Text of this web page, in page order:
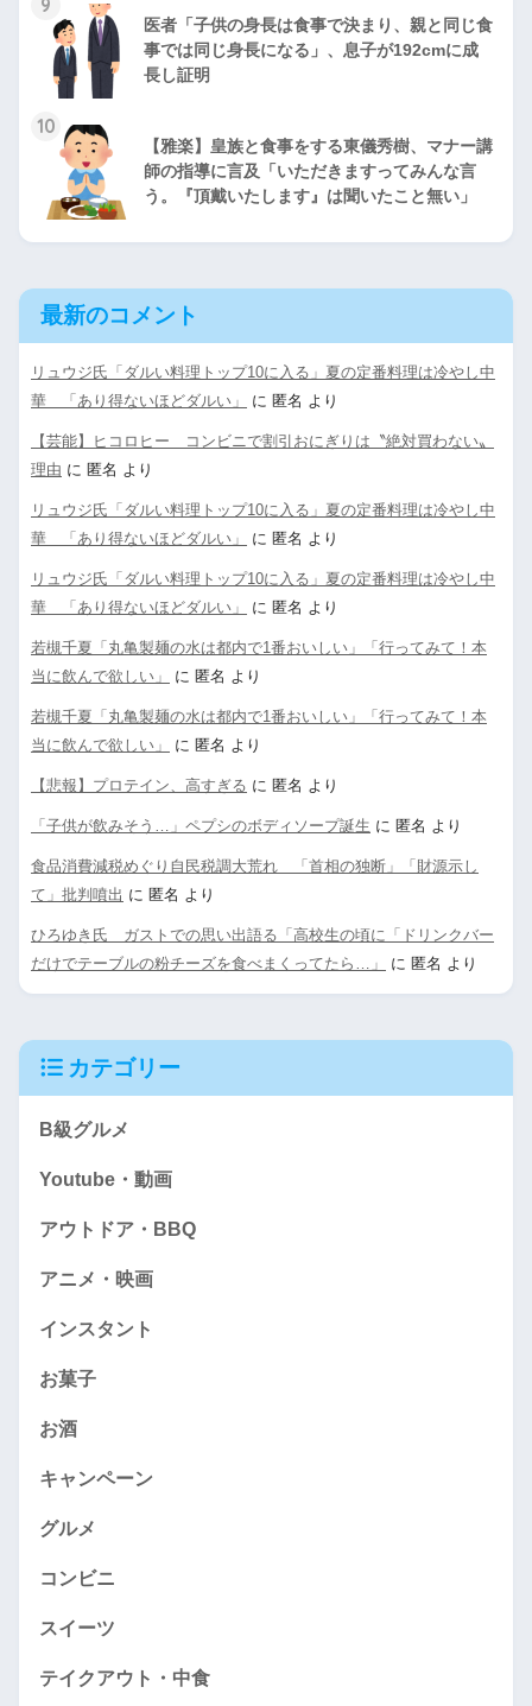
医者「子供の身長は食事で決まり、親と同じ食
事では同じ身長になる」、息子が192cmに成
長し証明
10
【雅楽】皇族と食事をする東儀秀樹、マナー講
師の指導に言及「いただきますってみんな言
う。『頂戴いたします』は聞いたこと無い」
最新のコメント
リュウジ氏「ダルい料理トップ10に入る」夏の定番料理は冷やし中
華 「あり得ないほどダルい」
に 匿名 より
【芸能】ヒコロヒー コンビニで割引おにぎりは〝絶対買わない〟
理由 に 匿名 より
リュウジ氏「ダルい料理トップ10に入る」夏の定番料理は冷やし中
華 「あり得ないほどダルい」
に 匿名 より
リュウジ氏「ダルい料理トップ10に入る」夏の定番料理は冷やし中
華 「あり得ないほどダルい」
に 匿名 より
若槻千夏「丸亀製麺の水は都内で1番おいしい」「行ってみて！本
当に飲んで欲しい」
に 匿名 より
若槻千夏「丸亀製麺の水は都内で1番おいしい」「行ってみて！本
当に飲んで欲しい」
に 匿名 より
【悲報】プロテイン、高すぎる に 匿名 より
「子供が飲みそう…」ペプシのボディソープ誕生 に 匿名 より
食品消費減税めぐり自民税調大荒れ 「首相の独断」「財源示し
て」批判噴出 に 匿名 より
ひろゆき氏 ガストでの思い出語る「高校生の頃に「ドリンクバー
だけでテーブルの粉チーズを食べまくってたら…」
に 匿名 より
カテゴリー
B級グルメ
Youtube・動画
アウトドア・BBQ
アニメ・映画
インスタント
お菓子
お酒
キャンペーン
グルメ
コンビニ
スイーツ
テイクアウト・中食